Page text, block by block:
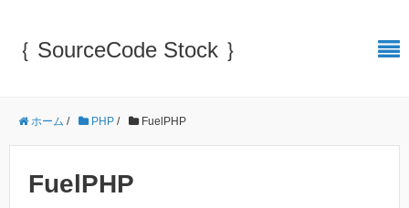
｛ SourceCode Stock ｝
ホーム / PHP / FuelPHP
FuelPHP